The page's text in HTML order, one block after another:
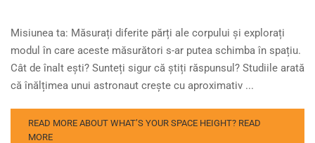
Misiunea ta: Măsurați diferite părți ale corpului și explorați
modul în care aceste măsurători s-ar putea schimba în spațiu.
Cât de înalt ești? Sunteți sigur că știți răspunsul? Studiile arată
că înălțimea unui astronaut crește cu aproximativ ...
READ MORE ABOUT WHAT’S YOUR SPACE HEIGHT? READ
MORE